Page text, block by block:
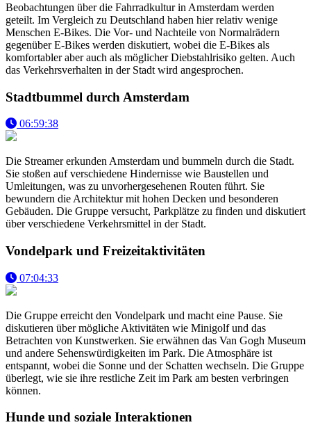
Beobachtungen über die Fahrradkultur in Amsterdam werden
geteilt. Im Vergleich zu Deutschland haben hier relativ wenige
Menschen E-Bikes. Die Vor- und Nachteile von Normalrädern
gegenüber E-Bikes werden diskutiert, wobei die E-Bikes als
komfortabler aber auch als möglicher Diebstahlrisiko gelten. Auch
das Verkehrsverhalten in der Stadt wird angesprochen.
Stadtbummel durch Amsterdam
06:59:38
Die Streamer erkunden Amsterdam und bummeln durch die Stadt.
Sie stoßen auf verschiedene Hindernisse wie Baustellen und
Umleitungen, was zu unvorhergesehenen Routen führt. Sie
bewundern die Architektur mit hohen Decken und besonderen
Gebäuden. Die Gruppe versucht, Parkplätze zu finden und diskutiert
über verschiedene Verkehrsmittel in der Stadt.
Vondelpark und Freizeitaktivitäten
07:04:33
Die Gruppe erreicht den Vondelpark und macht eine Pause. Sie
diskutieren über mögliche Aktivitäten wie Minigolf und das
Betrachten von Kunstwerken. Sie erwähnen das Van Gogh Museum
und andere Sehenswürdigkeiten im Park. Die Atmosphäre ist
entspannt, wobei die Sonne und der Schatten wechseln. Die Gruppe
überlegt, wie sie ihre restliche Zeit im Park am besten verbringen
können.
Hunde und soziale Interaktionen